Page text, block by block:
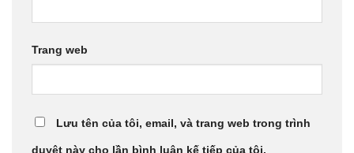
Trang web
Lưu tên của tôi, email, và trang web trong trình
duyệt này cho lần bình luận kế tiếp của tôi.